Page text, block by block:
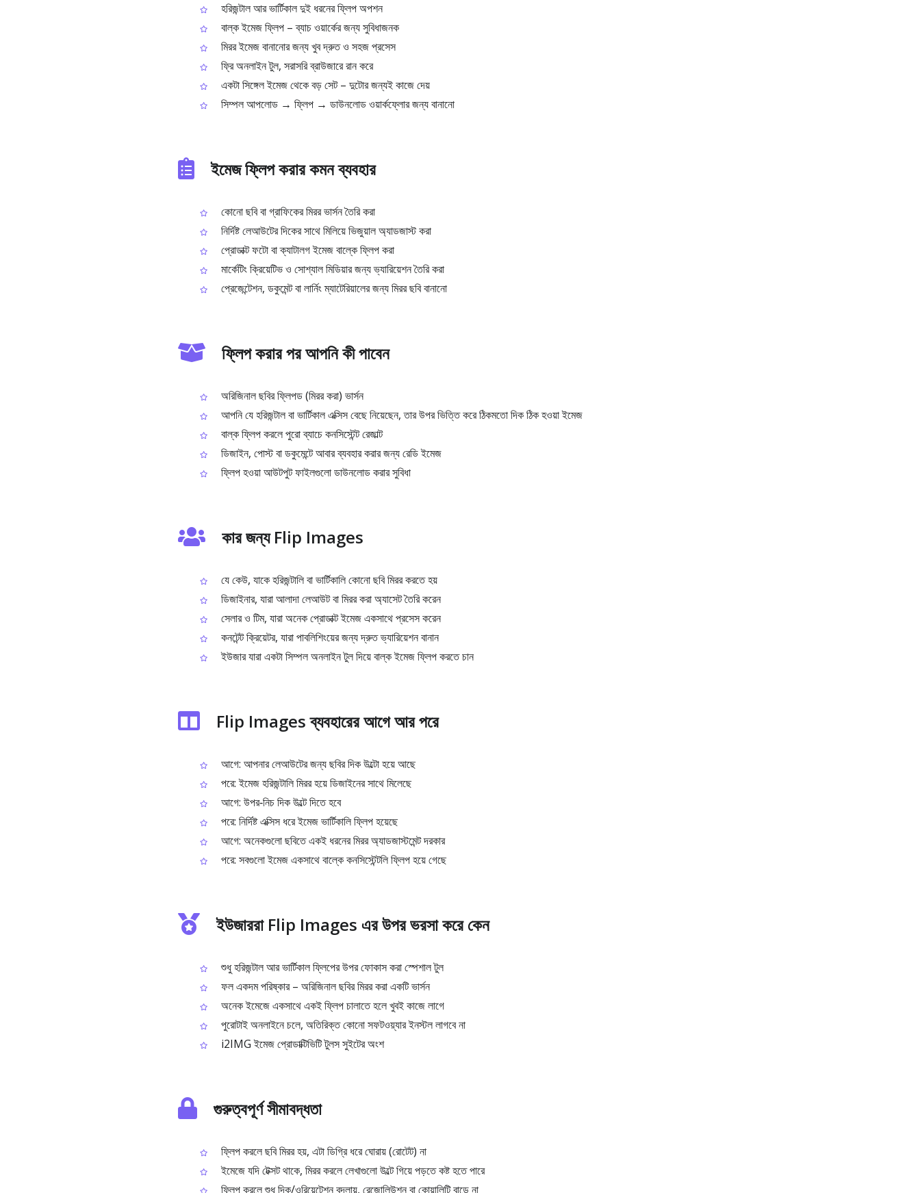
হরিজন্টাল আর ভার্টিকাল দুই ধরনের ফ্লিপ অপশন
বাল্ক ইমেজ ফ্লিপ – ব্যাচ ওয়ার্কের জন্য সুবিধাজনক
মিরর ইমেজ বানানোর জন্য খুব দ্রুত ও সহজ প্রসেস
ফ্রি অনলাইন টুল, সরাসরি ব্রাউজারে রান করে
একটা সিঙ্গেল ইমেজ থেকে বড় সেট – দুটোর জন্যই কাজে দেয়
সিম্পল আপলোড → ফ্লিপ → ডাউনলোড ওয়ার্কফ্লোর জন্য বানানো
ইমেজ ফ্লিপ করার কমন ব্যবহার
কোনো ছবি বা গ্রাফিকের মিরর ভার্সন তৈরি করা
নির্দিষ্ট লেআউটের দিকের সাথে মিলিয়ে ভিজুয়াল অ্যাডজাস্ট করা
প্রোডাক্ট ফটো বা ক্যাটালগ ইমেজ বাল্কে ফ্লিপ করা
মার্কেটিং ক্রিয়েটিভ ও সোশ্যাল মিডিয়ার জন্য ভ্যারিয়েশন তৈরি করা
প্রেজেন্টেশন, ডকুমেন্ট বা লার্নিং ম্যাটেরিয়ালের জন্য মিরর ছবি বানানো
ফ্লিপ করার পর আপনি কী পাবেন
অরিজিনাল ছবির ফ্লিপড (মিরর করা) ভার্সন
আপনি যে হরিজন্টাল বা ভার্টিকাল এক্সিস বেছে নিয়েছেন, তার উপর ভিত্তি করে ঠিকমতো দিক ঠিক হওয়া ইমেজ
বাল্ক ফ্লিপ করলে পুরো ব্যাচে কনসিস্টেন্ট রেজাল্ট
ডিজাইন, পোস্ট বা ডকুমেন্টে আবার ব্যবহার করার জন্য রেডি ইমেজ
ফ্লিপ হওয়া আউটপুট ফাইলগুলো ডাউনলোড করার সুবিধা
কার জন্য Flip Images
যে কেউ, যাকে হরিজন্টালি বা ভার্টিকালি কোনো ছবি মিরর করতে হয়
ডিজাইনার, যারা আলাদা লেআউট বা মিরর করা অ্যাসেট তৈরি করেন
সেলার ও টিম, যারা অনেক প্রোডাক্ট ইমেজ একসাথে প্রসেস করেন
কনটেন্ট ক্রিয়েটর, যারা পাবলিশিংয়ের জন্য দ্রুত ভ্যারিয়েশন বানান
ইউজার যারা একটা সিম্পল অনলাইন টুল দিয়ে বাল্ক ইমেজ ফ্লিপ করতে চান
Flip Images ব্যবহারের আগে আর পরে
আগে: আপনার লেআউটের জন্য ছবির দিক উল্টো হয়ে আছে
পরে: ইমেজ হরিজন্টালি মিরর হয়ে ডিজাইনের সাথে মিলেছে
আগে: উপর‑নিচ দিক উল্টে দিতে হবে
পরে: নির্দিষ্ট এক্সিস ধরে ইমেজ ভার্টিকালি ফ্লিপ হয়েছে
আগে: অনেকগুলো ছবিতে একই ধরনের মিরর অ্যাডজাস্টমেন্ট দরকার
পরে: সবগুলো ইমেজ একসাথে বাল্কে কনসিস্টেন্টলি ফ্লিপ হয়ে গেছে
ইউজাররা Flip Images এর উপর ভরসা করে কেন
শুধু হরিজন্টাল আর ভার্টিকাল ফ্লিপের উপর ফোকাস করা স্পেশাল টুল
ফল একদম পরিষ্কার – অরিজিনাল ছবির মিরর করা একটি ভার্সন
অনেক ইমেজে একসাথে একই ফ্লিপ চালাতে হলে খুবই কাজে লাগে
পুরোটাই অনলাইনে চলে, অতিরিক্ত কোনো সফটওয়্যার ইনস্টল লাগবে না
i2IMG ইমেজ প্রোডাক্টিভিটি টুলস সুইটের অংশ
গুরুত্বপূর্ণ সীমাবদ্ধতা
ফ্লিপ করলে ছবি মিরর হয়, এটা ডিগ্রি ধরে ঘোরায় (রোটেট) না
ইমেজে যদি টেক্সট থাকে, মিরর করলে লেখাগুলো উল্টে গিয়ে পড়তে কষ্ট হতে পারে
ফ্লিপ করলে শুধু দিক/ওরিয়েন্টেশন বদলায়, রেজোলিউশন বা কোয়ালিটি বাড়ে না